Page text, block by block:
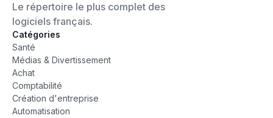
Le répertoire le plus complet des
logiciels français.
Catégories
Santé
Médias & Divertissement
Achat
Comptabilité
Création d'entreprise
Automatisation